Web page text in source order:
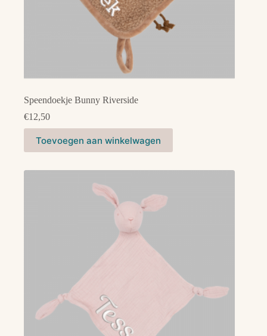
Speendoekje Bunny Riverside
€12,50
Toevoegen aan winkelwagen